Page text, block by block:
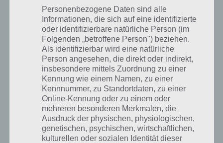
Nimm in Level 58 einfach den Eimer auf und klicke nun auf den
Wasserhahn. Nun hast du einen mit Wasser gefüllten Eimer. Nimm
nun den Eimer und klicke auf die Tür. Diese öffnet sich. So einfach
und logisch ist die Lösung von Level 58. Hier noch ein Screenshot
von Level 58 von 100 Doors:
Personenbezogene Daten sind alle
Informationen, die sich auf eine identifizierte
oder identifizierbare natürliche Person (im
Folgenden „betroffene Person") beziehen.
Als identifizierbar wird eine natürliche
Person angesehen, die direkt oder indirekt,
insbesondere mittels Zuordnung zu einer
Kennung wie einem Namen, zu einer
Kennnummer, zu Standortdaten, zu einer
Online-Kennung oder zu einem oder
mehreren besonderen Merkmalen, die
Ausdruck der physischen, physiologischen,
genetischen, psychischen, wirtschaftlichen,
kulturellen oder sozialen Identität dieser